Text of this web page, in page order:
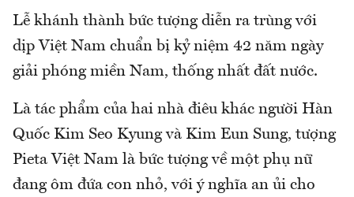
Lễ khánh thành bức tượng diễn ra trùng với
dịp Việt Nam chuẩn bị kỷ niệm 42 năm ngày
giải phóng miền Nam, thống nhất đất nước.
Là tác phẩm của hai nhà điêu khác người Hàn
Quốc Kim Seo Kyung và Kim Eun Sung, tượng
Pieta Việt Nam là bức tượng về một phụ nữ
đang ôm đứa con nhỏ, với ý nghĩa an ủi cho